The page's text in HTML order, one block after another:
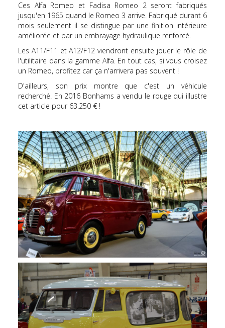
Ces Alfa Romeo et Fadisa Romeo 2 seront fabriqués
jusqu'en 1965 quand le Romeo 3 arrive. Fabriqué durant 6
mois seulement il se distingue par une finition intérieure
améliorée et par un embrayage hydraulique renforcé.
Les A11/F11 et A12/F12 viendront ensuite jouer le rôle de
l'utilitaire dans la gamme Alfa. En tout cas, si vous croisez
un Romeo, profitez car ça n'arrivera pas souvent !
D'ailleurs, son prix montre que c'est un véhicule
recherché. En 2016 Bonhams a vendu le rouge qui illustre
cet article pour 63.250 € !